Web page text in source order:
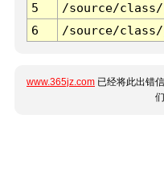
5
/source/
6
/source/
www.365jz.com 已经将此出错